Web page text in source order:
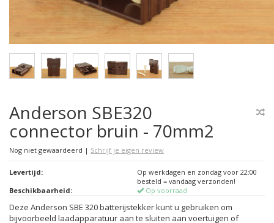
Anderson SBE320
connector bruin - 70mm2
Nog niet gewaardeerd | Schrijf je eigen review
Levertijd:
Op werkdagen en zondag voor 22:00
besteld = vandaag verzonden!
Beschikbaarheid:
Op voorraad
Deze Anderson SBE 320 batterijstekker kunt u gebruiken om
bijvoorbeeld laadapparatuur aan te sluiten aan voertuigen of